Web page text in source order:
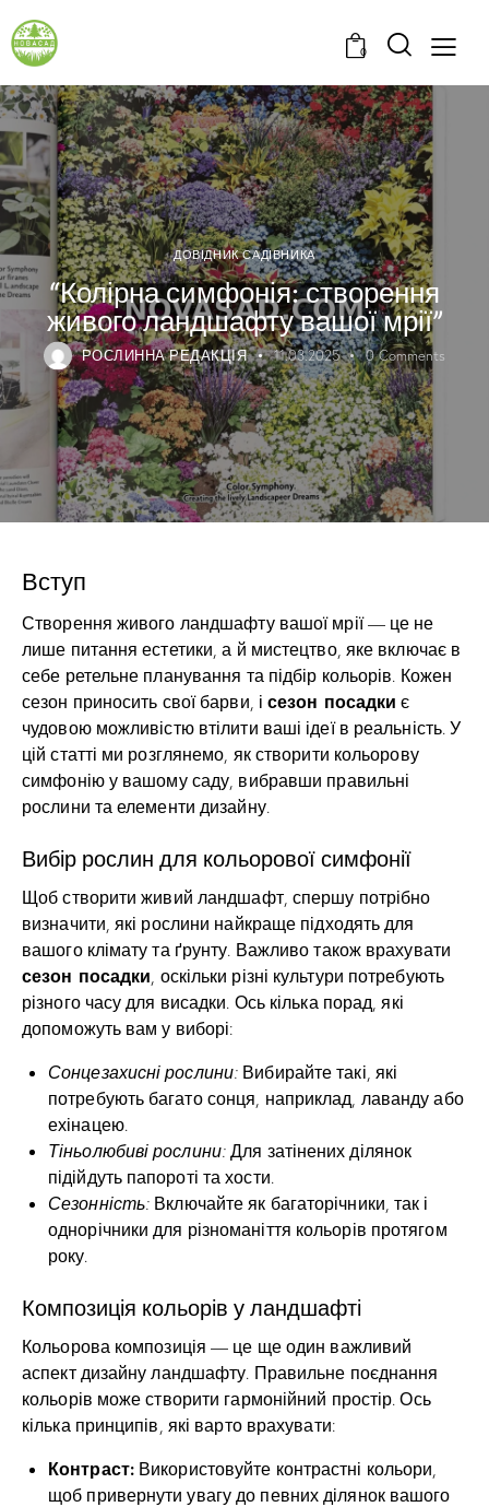
0
ДОВІДНИК САДІВНИКА
“Колірна симфонія: створення
живого ландшафту вашої мрії”
РОСЛИННА РЕДАКЦІЯ 11.03.2025 0 Comments
Вступ
Створення живого ландшафту вашої мрії — це не
лише питання естетики, а й мистецтво, яке включає в
себе ретельне планування та підбір кольорів. Кожен
сезон приносить свої барви, ісезон посадки є
чудовою можливістю втілити ваші ідеї в реальність. У
цій статті ми розглянемо, як створити кольорову
симфонію у вашому саду, вибравши правильні
рослини та елементи дизайну.
Вибір рослин для кольорової симфонії
Щоб створити живий ландшафт, спершу потрібно
визначити, які рослини найкраще підходять для
вашого клімату та ґрунту. Важливо також врахувати
сезон посадки , оскільки різні культури потребують
різного часу для висадки. Ось кілька порад, які
допоможуть вам у виборі:
Сонцезахисні рослини: Вибирайте такі, які
потребують багато сонця, наприклад, лаванду або
ехінацею.
Тіньолюбиві рослини: Для затінених ділянок
підійдуть папороті та хости.
Сезонність: Включайте як багаторічники, так і
однорічники для різноманіття кольорів протягом
року.
Композиція кольорів у ландшафті
Кольорова композиція — це ще один важливий
аспект дизайну ландшафту. Правильне поєднання
кольорів може створити гармонійний простір. Ось
кілька принципів, які варто врахувати:
Контраст:Використовуйте контрастні кольори,
щоб привернути увагу до певних ділянок вашого